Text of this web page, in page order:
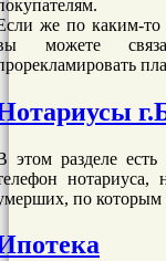
же по каким-то
можете
этом разделе
по которым